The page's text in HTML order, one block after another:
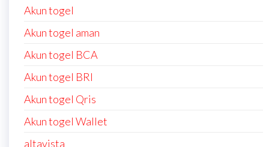
Akun togel
Akun togel aman
Akun togel BCA
Akun togel BRI
Akun togel Qris
Akun togel Wallet
altavista